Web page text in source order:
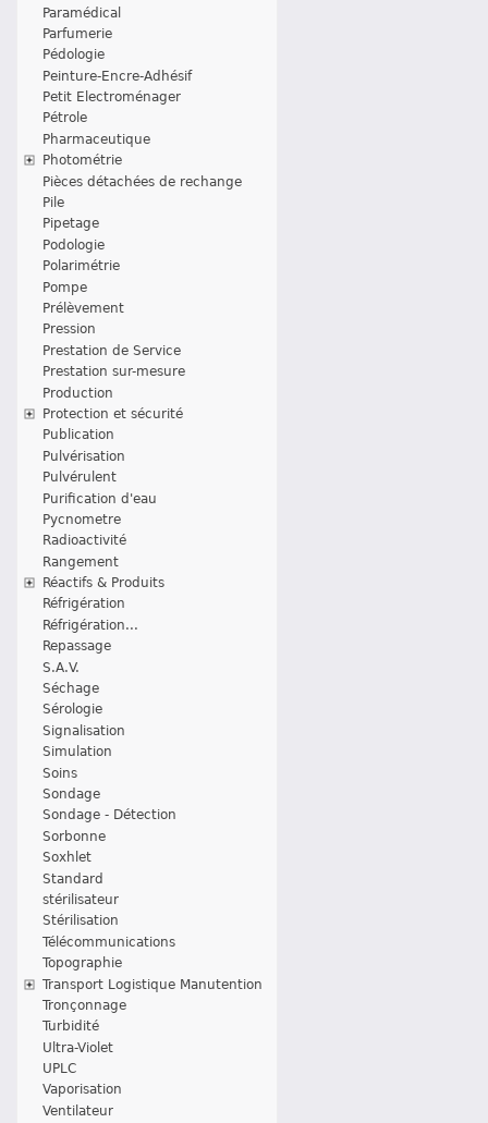
Paramédical
Parfumerie
Pédologie
Peinture-Encre-Adhésif
Petit Electroménager
Pétrole
Pharmaceutique
Photométrie
Pièces détachées de rechange
Pile
Pipetage
Podologie
Polarimétrie
Pompe
Prélèvement
Pression
Prestation de Service
Prestation sur-mesure
Production
Protection et sécurité
Publication
Pulvérisation
Pulvérulent
Purification d'eau
Pycnometre
Radioactivité
Rangement
Réactifs & Produits
Réfrigération
Réfrigération...
Repassage
S.A.V.
Séchage
Sérologie
Signalisation
Simulation
Soins
Sondage
Sondage - Détection
Sorbonne
Soxhlet
Standard
stérilisateur
Stérilisation
Télécommunications
Topographie
Transport Logistique Manutention
Tronçonnage
Turbidité
Ultra-Violet
UPLC
Vaporisation
Ventilateur